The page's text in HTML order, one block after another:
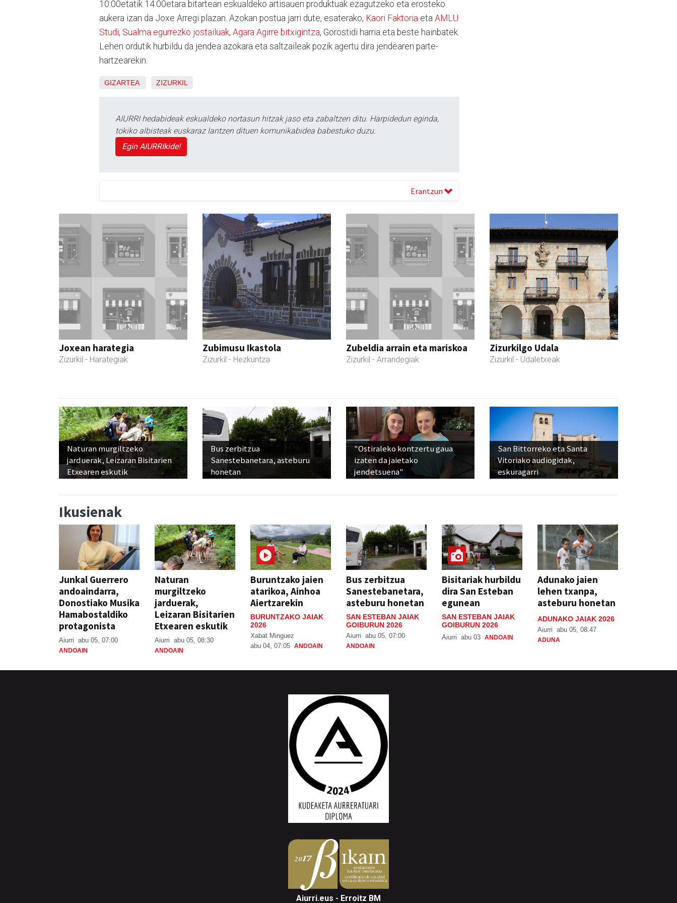
10:00etatik 14:00etara bitartean eskualdeko artisauen produktuak ezagutzeko eta erosteko
aukera izan da Joxe Arregi plazan. Azokan postua jarri dute, esaterako, Kaori Faktoria eta AMLU
Studi, Sualma egurrezko jostailuak, Agara Agirre bitxigintza, Gorostidi harria eta beste hainbatek.
Lehen ordutik hurbildu da jendea azokara eta saltzaileak pozik agertu dira jendearen parte-
hartzearekin.
GIZARTEA ZIZURKIL
AIURRI hedabideak eskualdeko nortasun hitzak jaso eta zabaltzen ditu. Harpidedun eginda,
tokiko albisteak euskaraz lantzen dituen komunikabidea babestuko duzu.
Egin AIURRIkide!
Erantzun
Joxean harategia
Zizurkil - Harategiak
Zubimusu Ikastola
Zizurkil - Hezkuntza
Zubeldia arrain eta mariskoa
Zizurkil - Arrandegiak
Zizurkilgo Udala
Zizurkil - Udaletxeak
Naturan murgiltzeko
jarduerak, Leizaran Bisitarien
Etxearen eskutik
Bus zerbitzua
Sanestebanetara, asteburu
honetan
"Ostiraleko kontzertu gaua
izaten da jaietako
jendetsuena"
San Bittorreko eta Santa
Vitoriako audiogidak,
eskuragarri
Ikusienak
Junkal Guerrero
andoaindarra,
Donostiako Musika
Hamabostaldiko
protagonista
Aiurri abu 05, 07:00
ANDOAIN
Naturan
murgiltzeko
jarduerak,
Leizaran Bisitarien
Etxearen eskutik
Aiurri abu 05, 08:30
ANDOAIN
Buruntzako jaien
atarikoa, Ainhoa
Aiertzarekin
BURUNTZAKO JAIAK
2026
Xabat Minguez
abu 04, 07:05 ANDOAIN
Bus zerbitzua
Sanestebanetara,
asteburu honetan
SAN ESTEBAN JAIAK
GOIBURUN 2026
Aiurri abu 05, 07:00
ANDOAIN
Bisitariak hurbildu
dira San Esteban
egunean
SAN ESTEBAN JAIAK
GOIBURUN 2026
Aiurri abu 03 ANDOAIN
Adunako jaien
lehen txanpa,
asteburu honetan
ADUNAKO JAIAK 2026
Aiurri abu 05, 08:47
ADUNA
Aiurri.eus - Erroitz BM